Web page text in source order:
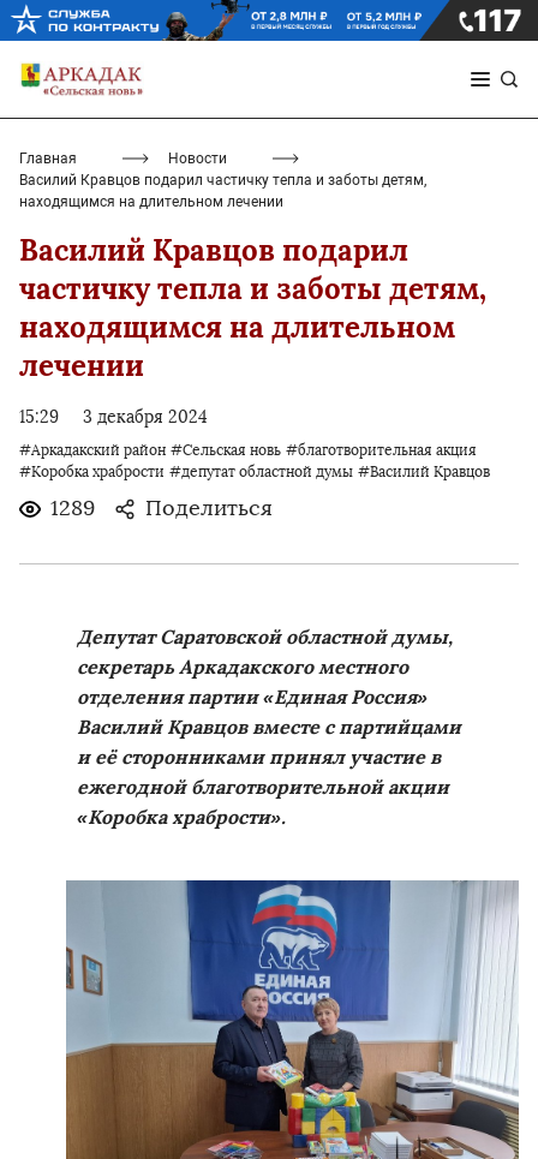
Главная
Новости
Василий Кравцов подарил частичку тепла и заботы детям,
находящимся на длительном лечении
Василий Кравцов подарил
частичку тепла и заботы детям,
находящимся на длительном
лечении
15:29 3 декабря 2024
#Аркадакский район #Сельская новь #благотворительная акция
#Коробка храбрости #депутат областной думы #Василий Кравцов
1289 Поделиться
Депутат Саратовской областной думы,
секретарь Аркадакского местного
отделения партии «Единая Россия»
Василий Кравцов вместе с партийцами
и её сторонниками принял участие в
ежегодной благотворительной акции
«Коробка храбрости».